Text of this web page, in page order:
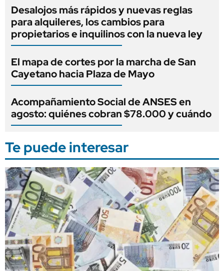
Desalojos más rápidos y nuevas reglas
para alquileres, los cambios para
propietarios e inquilinos con la nueva ley
El mapa de cortes por la marcha de San
Cayetano hacia Plaza de Mayo
Acompañamiento Social de ANSES en
agosto: quiénes cobran $78.000 y cuándo
Te puede interesar